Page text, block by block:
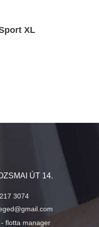
XL
ÚT 14.
3074
flotta manager